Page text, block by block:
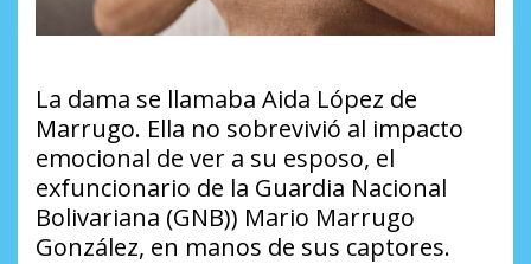
La dama se llamaba Aida López de
Marrugo. Ella no sobrevivió al impacto
emocional de ver a su esposo, el
exfuncionario de la Guardia Nacional
Bolivariana (GNB)) Mario Marrugo
González, en manos de sus captores.